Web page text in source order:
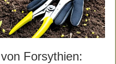
Forsythien: